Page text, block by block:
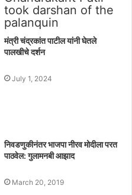
मंत्री चंद्रकांत पाटील यांनी घेतले
पालखीचे दर्शन
July 1, 2024
निवडणुकीनंतर भाजपा नीरव मोदीला परत
पाठवेल: गुलामनबी आझाद
March 20, 2019